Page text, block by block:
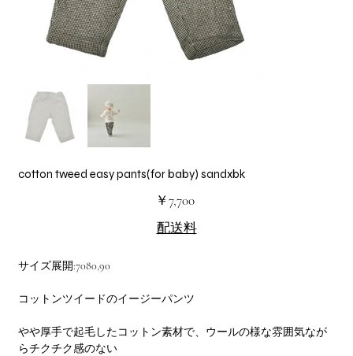
cotton tweed easy pants(for baby) sandxbk
価
格
￥7,700
配送料
サイズ展開:7080,90
コットンツイードのイージーパンツ
やや厚手で起毛したコットン素材で、ウールの様な雰囲気なが
らチクチク感のない